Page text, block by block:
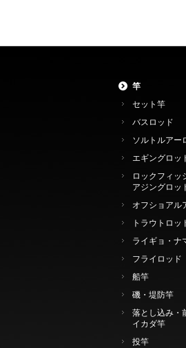
竿
セット竿
バスロッド
ソルトルアー
エギングロッ
ロックフィッ
アジングロッ
オフショアル
トラウトロッ
ライギョ・ナ
フライロッド
船竿
磯・堤防竿
落とし込み・
イカダ竿
投竿